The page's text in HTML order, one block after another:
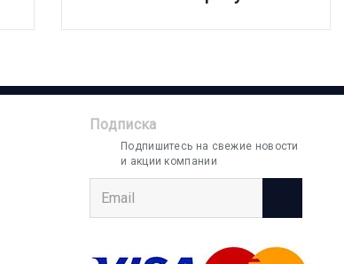
Подписка
Подпишитесь на свежие новости
и акции компании